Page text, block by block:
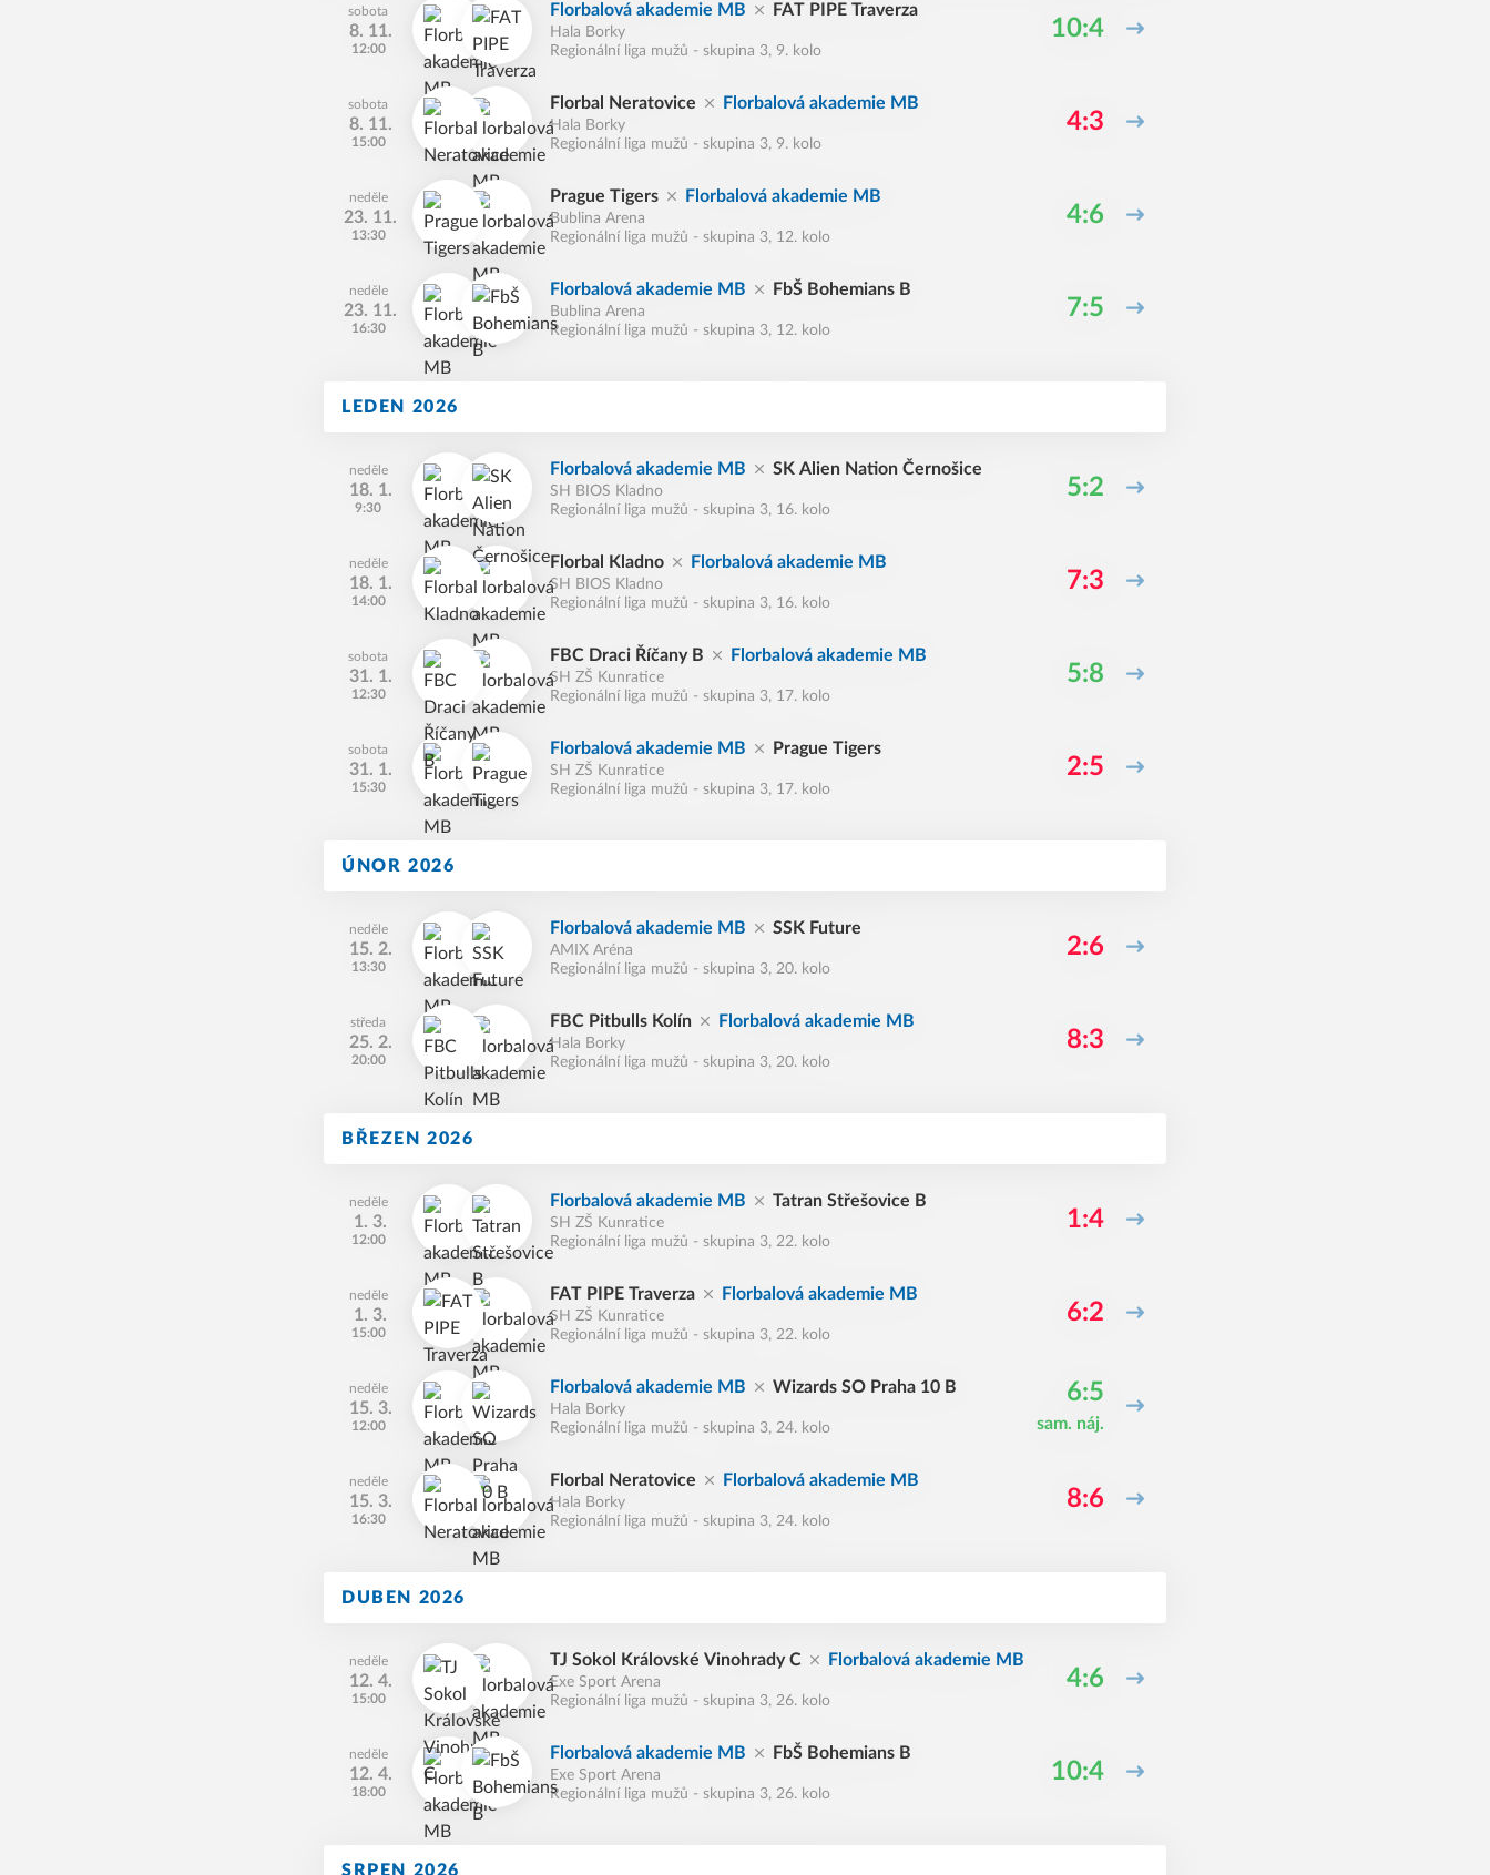
sobota
8. 11.
12:00
Florbalová akademie MB FAT PIPE Traverza
Hala Borky
Regionální liga mužů - skupina 3, 9. kolo
10:4
sobota
8. 11.
15:00
Florbal Neratovice Florbalová akademie MB
Hala Borky
Regionální liga mužů - skupina 3, 9. kolo
4:3
neděle
23. 11.
13:30
Prague Tigers Florbalová akademie MB
Bublina Arena
Regionální liga mužů - skupina 3, 12. kolo
4:6
neděle
23. 11.
16:30
Florbalová akademie MB FbŠ Bohemians B
Bublina Arena
Regionální liga mužů - skupina 3, 12. kolo
7:5
LEDEN 2026
neděle
18. 1.
9:30
Florbalová akademie MB SK Alien Nation Černošice
SH BIOS Kladno
Regionální liga mužů - skupina 3, 16. kolo
5:2
neděle
18. 1.
14:00
Florbal Kladno Florbalová akademie MB
SH BIOS Kladno
Regionální liga mužů - skupina 3, 16. kolo
7:3
sobota
31. 1.
12:30
FBC Draci Říčany B Florbalová akademie MB
SH ZŠ Kunratice
Regionální liga mužů - skupina 3, 17. kolo
5:8
sobota
31. 1.
15:30
Florbalová akademie MB Prague Tigers
SH ZŠ Kunratice
Regionální liga mužů - skupina 3, 17. kolo
2:5
ÚNOR 2026
neděle
15. 2.
13:30
Florbalová akademie MB SSK Future
AMIX Aréna
Regionální liga mužů - skupina 3, 20. kolo
2:6
středa
25. 2.
20:00
FBC Pitbulls Kolín Florbalová akademie MB
Hala Borky
Regionální liga mužů - skupina 3, 20. kolo
8:3
BŘEZEN 2026
neděle
1. 3.
12:00
Florbalová akademie MB Tatran Střešovice B
SH ZŠ Kunratice
Regionální liga mužů - skupina 3, 22. kolo
1:4
neděle
1. 3.
15:00
FAT PIPE Traverza Florbalová akademie MB
SH ZŠ Kunratice
Regionální liga mužů - skupina 3, 22. kolo
6:2
neděle
15. 3.
12:00
Florbalová akademie MB Wizards SO Praha 10 B
Hala Borky
Regionální liga mužů - skupina 3, 24. kolo
6:5
sam. náj.
neděle
15. 3.
16:30
Florbal Neratovice Florbalová akademie MB
Hala Borky
Regionální liga mužů - skupina 3, 24. kolo
8:6
DUBEN 2026
neděle
12. 4.
15:00
TJ Sokol Královské Vinohrady C Florbalová akademie MB
Exe Sport Arena
Regionální liga mužů - skupina 3, 26. kolo
4:6
neděle
12. 4.
18:00
Florbalová akademie MB FbŠ Bohemians B
Exe Sport Arena
Regionální liga mužů - skupina 3, 26. kolo
10:4
SRPEN 2026